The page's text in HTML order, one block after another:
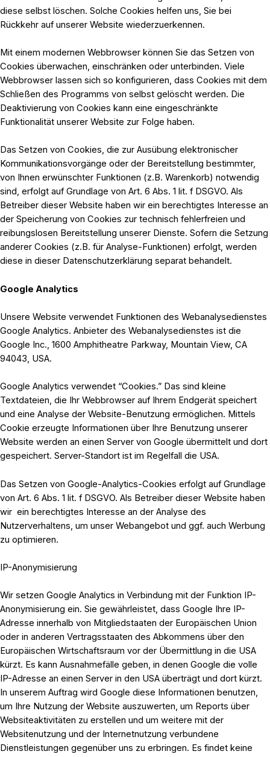
diese selbst löschen. Solche Cookies helfen uns, Sie bei
Rückkehr auf unserer Website wiederzuerkennen.
Mit einem modernen Webbrowser können Sie das Setzen von
Cookies überwachen, einschränken oder unterbinden. Viele
Webbrowser lassen sich so konfigurieren, dass Cookies mit dem
Schließen des Programms von selbst gelöscht werden. Die
Deaktivierung von Cookies kann eine eingeschränkte
Funktionalität unserer Website zur Folge haben.
Das Setzen von Cookies, die zur Ausübung elektronischer
Kommunikationsvorgänge oder der Bereitstellung bestimmter,
von Ihnen erwünschter Funktionen (z.B. Warenkorb) notwendig
sind, erfolgt auf Grundlage von Art. 6 Abs. 1 lit. f DSGVO. Als
Betreiber dieser Website haben wir ein berechtigtes Interesse an
der Speicherung von Cookies zur technisch fehlerfreien und
reibungslosen Bereitstellung unserer Dienste. Sofern die Setzung
anderer Cookies (z.B. für Analyse-Funktionen) erfolgt, werden
diese in dieser Datenschutzerklärung separat behandelt.
Google Analytics
Unsere Website verwendet Funktionen des Webanalysedienstes
Google Analytics. Anbieter des Webanalysedienstes ist die
Google Inc., 1600 Amphitheatre Parkway, Mountain View, CA
94043, USA.
Google Analytics verwendet “Cookies.” Das sind kleine
Textdateien, die Ihr Webbrowser auf Ihrem Endgerät speichert
und eine Analyse der Website-Benutzung ermöglichen. Mittels
Cookie erzeugte Informationen über Ihre Benutzung unserer
Website werden an einen Server von Google übermittelt und dort
gespeichert. Server-Standort ist im Regelfall die USA.
Das Setzen von Google-Analytics-Cookies erfolgt auf Grundlage
von Art. 6 Abs. 1 lit. f DSGVO. Als Betreiber dieser Website haben
wir ein berechtigtes Interesse an der Analyse des
Nutzerverhaltens, um unser Webangebot und ggf. auch Werbung
zu optimieren.
IP-Anonymisierung
Wir setzen Google Analytics in Verbindung mit der Funktion IP-
Anonymisierung ein. Sie gewährleistet, dass Google Ihre IP-
Adresse innerhalb von Mitgliedstaaten der Europäischen Union
oder in anderen Vertragsstaaten des Abkommens über den
Europäischen Wirtschaftsraum vor der Übermittlung in die USA
kürzt. Es kann Ausnahmefälle geben, in denen Google die volle
IP-Adresse an einen Server in den USA überträgt und dort kürzt.
In unserem Auftrag wird Google diese Informationen benutzen,
um Ihre Nutzung der Website auszuwerten, um Reports über
Websiteaktivitäten zu erstellen und um weitere mit der
Websitenutzung und der Internetnutzung verbundene
Dienstleistungen gegenüber uns zu erbringen. Es findet keine